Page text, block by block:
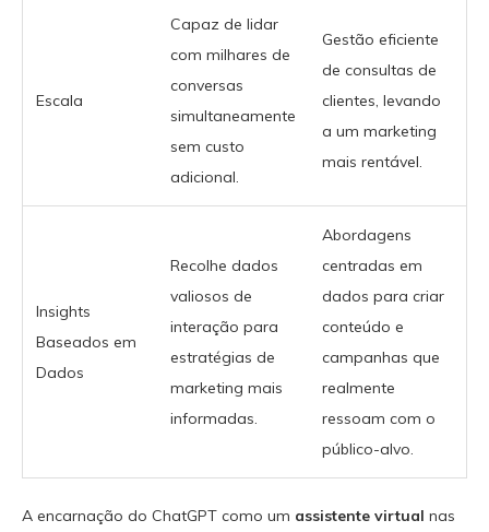
Escala
Capaz de lidar
com milhares de
conversas
simultaneamente
sem custo
adicional.
Gestão eficiente
de consultas de
clientes, levando
a um marketing
mais rentável.
Insights
Baseados em
Dados
Recolhe dados
valiosos de
interação para
estratégias de
marketing mais
informadas.
Abordagens
centradas em
dados para criar
conteúdo e
campanhas que
realmente
ressoam com o
público-alvo.
A encarnação do ChatGPT como um assistente virtual nas